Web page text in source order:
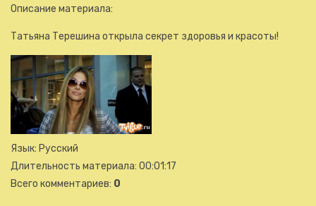
Описание материала:
Татьяна Терешина открыла секрет здоровья и красоты!
Язык: Русский
Длительность материала: 00:01:17
Всего комментариев: 0